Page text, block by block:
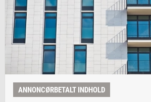
ANNONCØRBETALT INDHOLD